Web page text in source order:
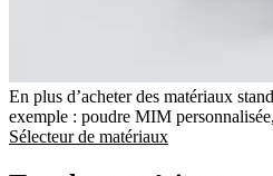
En plus d’acheter des matériaux
exemple : poudre MIM
Sélecteur de matériaux